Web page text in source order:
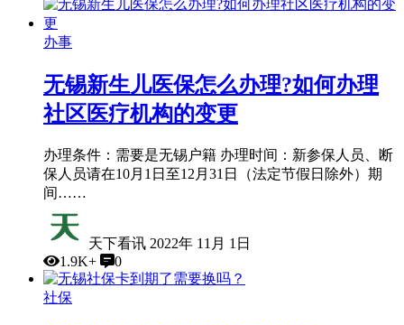
办事
无锡新生儿医保怎么办理?如何办理
社区医疗机构的变更
办理条件：需要是无锡户籍 办理时间：新参保人员、断
保人员请在10月1日至12月31日（法定节假日除外）期
间……
天下看讯 2022年 11月 1日
1.9K+
0
社保